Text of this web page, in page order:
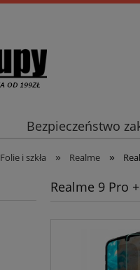
Bezpieczeństwo
Folie i szkła » Realme »
Realme 9 Pro